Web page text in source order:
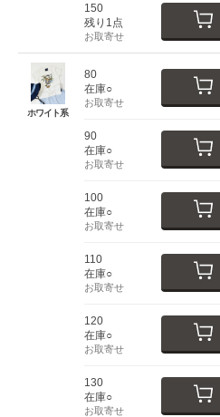
150
残り1点
お取寄せ
ホワイト系
80
在庫○
お取寄せ
90
在庫○
お取寄せ
100
在庫○
お取寄せ
110
在庫○
お取寄せ
120
在庫○
お取寄せ
130
在庫○
お取寄せ